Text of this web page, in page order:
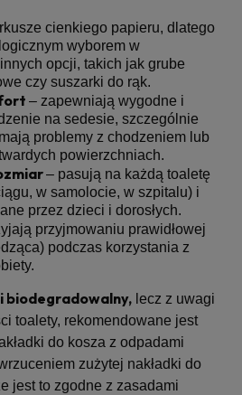
cienkiego papieru, dlatego
wyborem w
opcji, takich jak grube
czy suszarki do rąk.
– zapewniają wygodne i
na sedesie, szczególnie
problemy z chodzeniem lub
powierzchniach.
– pasują na każdą toaletę
w samolocie, w szpitalu) i
przez dzieci i dorosłych.
przyjmowaniu prawidłowej
podczas korzystania z
biodegradowalny, lecz z uwagi
toalety, rekomendowane jest
do kosza z odpadami
zużytej nakładki do
jest to zgodne z zasadami